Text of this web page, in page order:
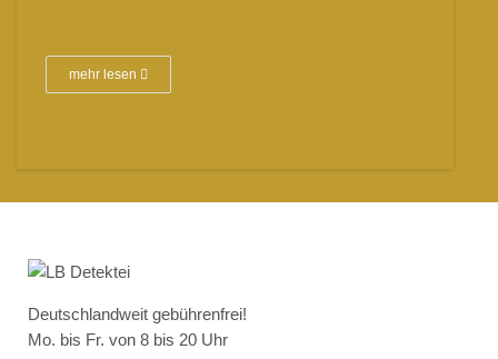
mehr lesen
Deutschlandweit gebührenfrei!
Mo. bis Fr. von 8 bis 20 Uhr